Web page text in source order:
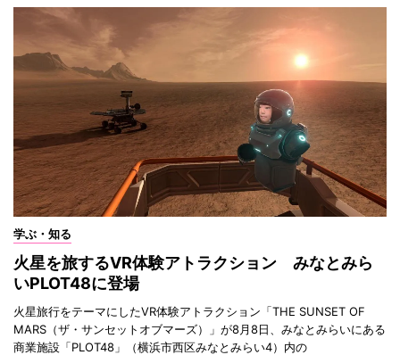
学ぶ・知る
火星を旅するVR体験アトラクション みなとみら
いPLOT48に登場
火星旅行をテーマにしたVR体験アトラクション「THE SUNSET OF
MARS（ザ・サンセットオブマーズ）」が8月8日、みなとみらいにある
商業施設「PLOT48」（横浜市西区みなとみらい4）内の